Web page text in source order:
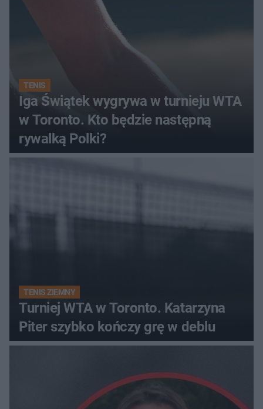
TENIS
Iga Świątek wygrywa w turnieju WTA
w Toronto. Kto będzie następną
rywalką Polki?
TENIS ZIEMNY
Turniej WTA w Toronto. Katarzyna
Piter szybko kończy grę w deblu